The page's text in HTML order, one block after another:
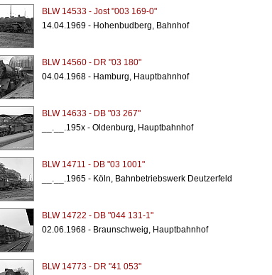
BLW 14533 - Jost "003 169-0"
14.04.1969 - Hohenbudberg, Bahnhof
BLW 14560 - DR "03 180"
04.04.1968 - Hamburg, Hauptbahnhof
BLW 14633 - DB "03 267"
__.__.195x - Oldenburg, Hauptbahnhof
BLW 14711 - DB "03 1001"
__.__.1965 - Köln, Bahnbetriebswerk Deutzerfeld
BLW 14722 - DB "044 131-1"
02.06.1968 - Braunschweig, Hauptbahnhof
BLW 14773 - DR "41 053"